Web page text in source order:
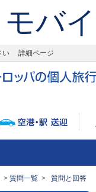
モバ
い 詳細ページ
質問一覧 質問と回答